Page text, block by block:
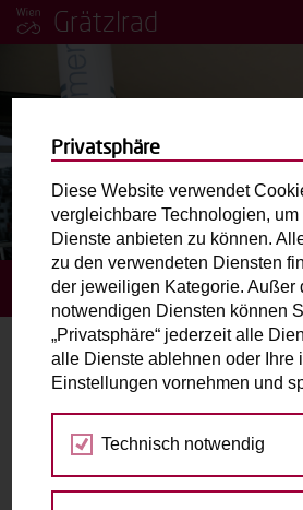
Grätzlrad
BILDER ANSEHEN
STARTSEITE
Buchungsanfrage
Stadtteilmanagement Seestadt
Privatsphäre
Diese Website verwendet
vergleichbare Technologien, um
Dienste anbieten zu können.
zu den verwendeten Diensten
der jeweiligen Kategorie. Außer
notwendigen Diensten können
„Privatsphäre“ jederzeit alle
alle Dienste ablehnen oder Ihre
Einstellungen vornehmen und
Technisch notwendig